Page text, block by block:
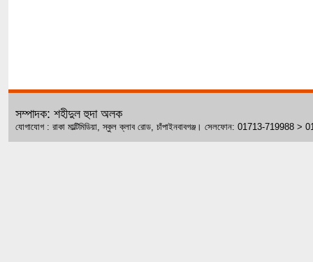
সম্পাদক: শহীদুল হুদা অলক
যোগাযোগ : রাকা মাল্টিমিডিয়া, স্কুল ক্লাব রোড, চাঁপাইনবাবগঞ্জ। সেলফোন: 01713-